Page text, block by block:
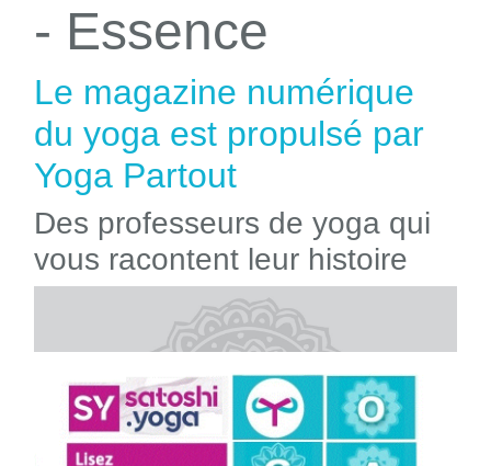
- Essence
Le magazine numérique
du yoga est propulsé par
Yoga Partout
Des professeurs de yoga qui
vous racontent leur histoire